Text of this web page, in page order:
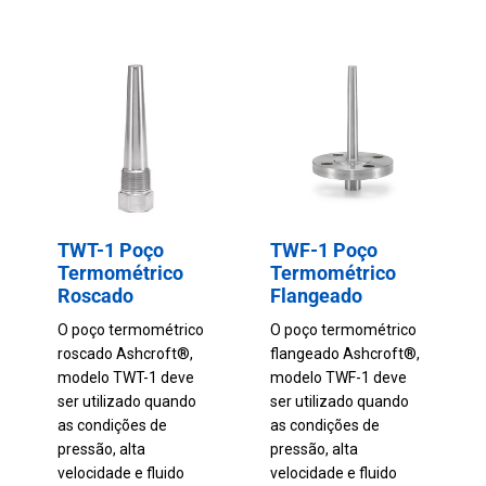
TWT-1 Poço
Termométrico
Roscado
O poço termométrico
roscado Ashcroft®,
modelo TWT-1 deve
ser utilizado quando
as condições de
pressão, alta
velocidade e fluido
TWF-1 Poço
Termométrico
Flangeado
O poço termométrico
flangeado Ashcroft®,
modelo TWF-1 deve
ser utilizado quando
as condições de
pressão, alta
velocidade e fluido